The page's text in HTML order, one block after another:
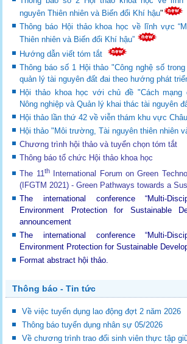
nguyên Thiên nhiên và Biến đổi Khí hậu"
Thông báo Hội thảo khoa học về lĩnh vực
Thiên nhiên và Biến đổi Khí hậu”
Hướng dẫn viết tóm tắt
Thông báo số 1 Hội thảo "Công nghệ số
quản lý tài nguyên đất đai theo hướng phát
Hội thảo khoa học với chủ đề "Cách mạng
Nông nghiệp và Quản lý khai thác tài nguyên
Hội thảo lần thứ 42 về viễn thám khu vực
Hội thảo "Môi trường, Tài nguyên thiên nhiên
Chương trình hội thảo và tuyển chọn tóm tắt
Thông báo tổ chức Hội thảo khoa học
The 11thInternational Forum on Green
(IFGTM 2021) - Green Pathways towards a
The international conference “Multi-
Environment Protection for Sustainable
announcement
The international conference “Multi-
Environment Protection for Sustainable
Format abstract hội thảo.
Thông báo - Tin tức
Về việc tuyển dụng lao động đợt 2 năm 2026
Thông báo tuyển dụng nhân sự 05/2026
Về chương trình trao đổi sinh viên thực tập